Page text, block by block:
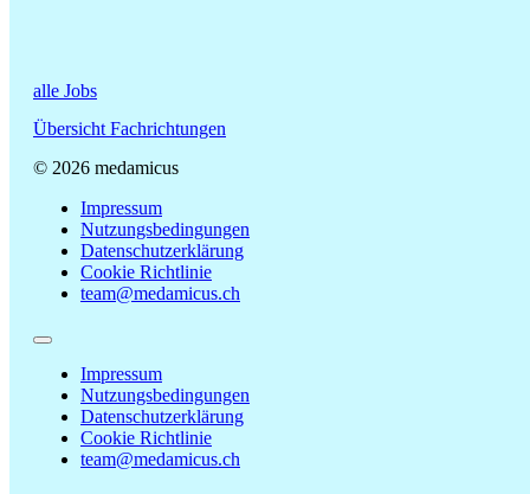
alle Jobs
Übersicht Fachrichtungen
© 2026 medamicus
Impressum
Nutzungsbedingungen
Datenschutzerklärung
Cookie Richtlinie
team@medamicus.ch
Impressum
Nutzungsbedingungen
Datenschutzerklärung
Cookie Richtlinie
team@medamicus.ch